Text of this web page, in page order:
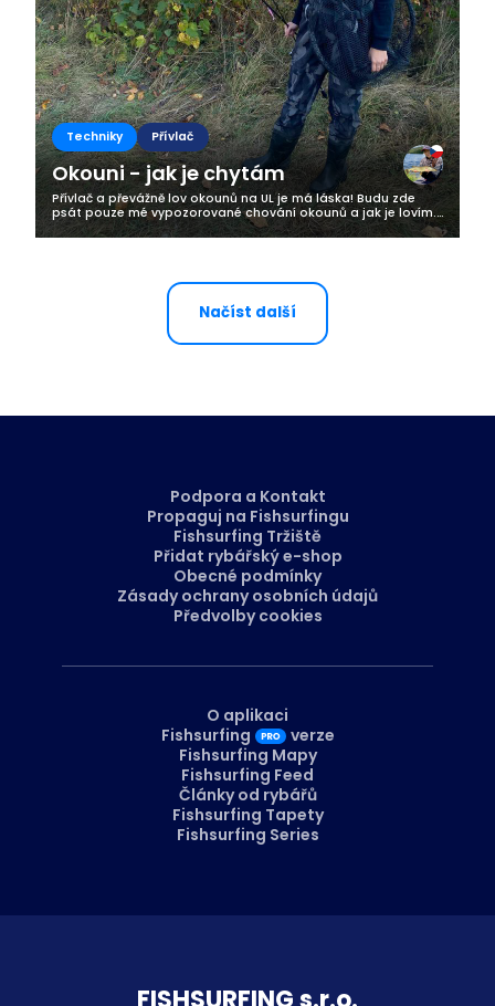
Techniky Přívlač
Okouni - jak je chytám
Přívlač a převážně lov okounů na UL je má láska! Budu zde
psát pouze mé vypozorované chování okounů a jak je lovím.
Na velkých vodách kde vím, že okouni jsou, se dá nejlépe
pozorovat kdy a v jaké...
Načíst další
Podpora a Kontakt
Propaguj na Fishsurfingu
Fishsurfing Tržiště
Přidat rybářský e-shop
Obecné podmínky
Zásady ochrany osobních údajů
Předvolby cookies
O aplikaci
Fishsurfing
verze
Fishsurfing Mapy
Fishsurfing Feed
Články od rybářů
Fishsurfing Tapety
Fishsurfing Series